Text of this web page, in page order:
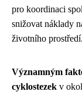
pro koordinaci
snižovat náklady
životního prostředí.
Významným
cyklostezek v